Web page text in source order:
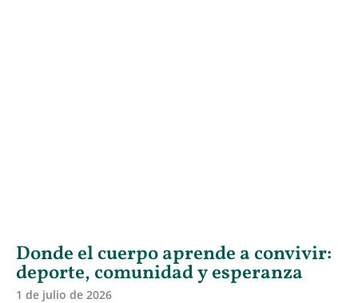
Donde el cuerpo aprende a convivir:
deporte, comunidad y esperanza
1 de julio de 2026